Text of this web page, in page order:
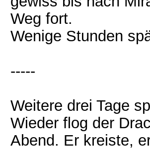
Weg fort.
Wenige Stunden
-----
Weitere drei Tage
Wieder flog der
Abend. Er kreiste,